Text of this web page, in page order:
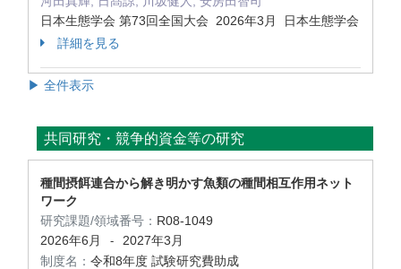
日本生態学会 第73回全国大会 2026年3月 日本生態学会
詳細を見る
▶ 全件表示
共同研究・競争的資金等の研究
種間摂餌連合から解き明かす魚類の種間相互作用ネット
ワーク
研究課題/領域番号： R08-1049
2026年6月
-
2027年3月
制度名： 令和8年度 試験研究費助成